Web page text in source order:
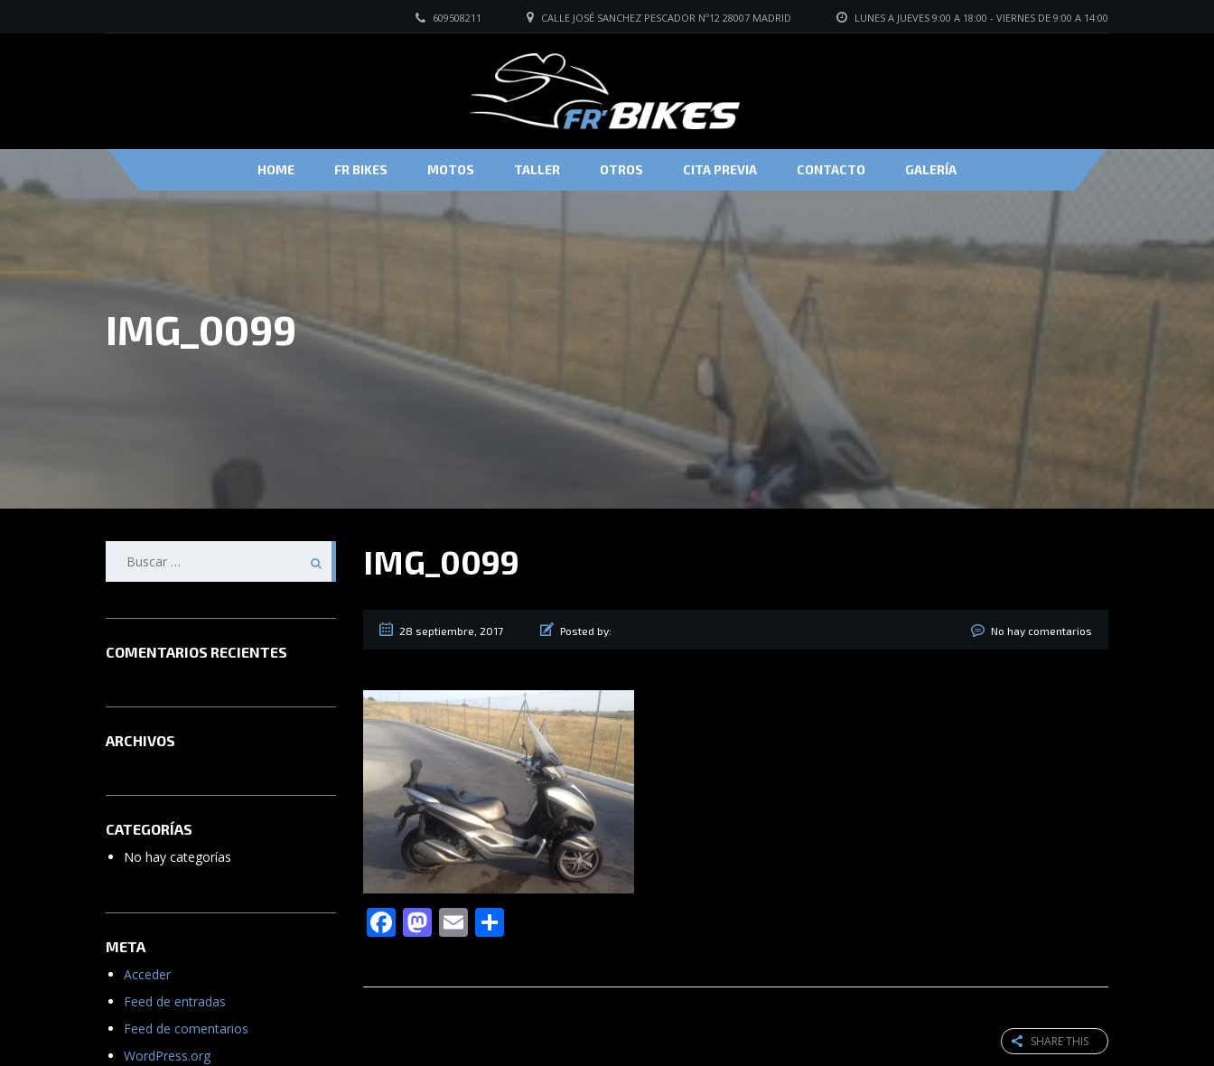
LUNES A JUEVES 9:00 A 18:00 - VIERNES DE 9:00 A 14:00
CALLE JOSÉ SANCHEZ PESCADOR Nº12 28007 MADRID
609508211
HOME FR BIKES MOTOS TALLER OTROS CITA PREVIA CONTACTO GALERÍA
IMG_0099
IMG_0099
28 septiembre, 2017 Posted by: No hay comentarios
Facebook
Mastodon
Email
SHARE THIS
COMENTARIOS RECIENTES
ARCHIVOS
CATEGORÍAS
No hay categorías
META
Acceder
Feed de entradas
Feed de comentarios
WordPress.org